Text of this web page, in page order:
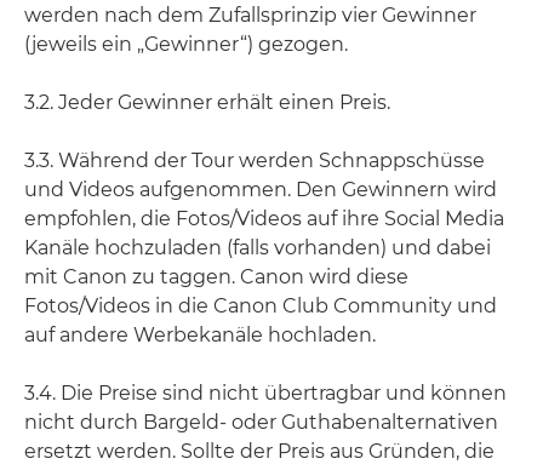
werden nach dem Zufallsprinzip vier Gewinner
(jeweils ein „Gewinner“) gezogen.
3.2. Jeder Gewinner erhält einen Preis.
3.3. Während der Tour werden Schnappschüsse
und Videos aufgenommen. Den Gewinnern wird
empfohlen, die Fotos/Videos auf ihre Social Media
Kanäle hochzuladen (falls vorhanden) und dabei
mit Canon zu taggen. Canon wird diese
Fotos/Videos in die Canon Club Community und
auf andere Werbekanäle hochladen.
3.4. Die Preise sind nicht übertragbar und können
nicht durch Bargeld- oder Guthabenalternativen
ersetzt werden. Sollte der Preis aus Gründen, die